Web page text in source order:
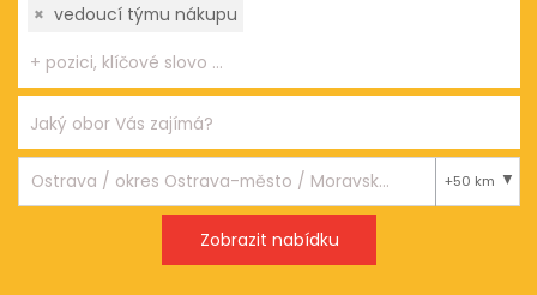
× vedoucí týmu nákupu
+50 km